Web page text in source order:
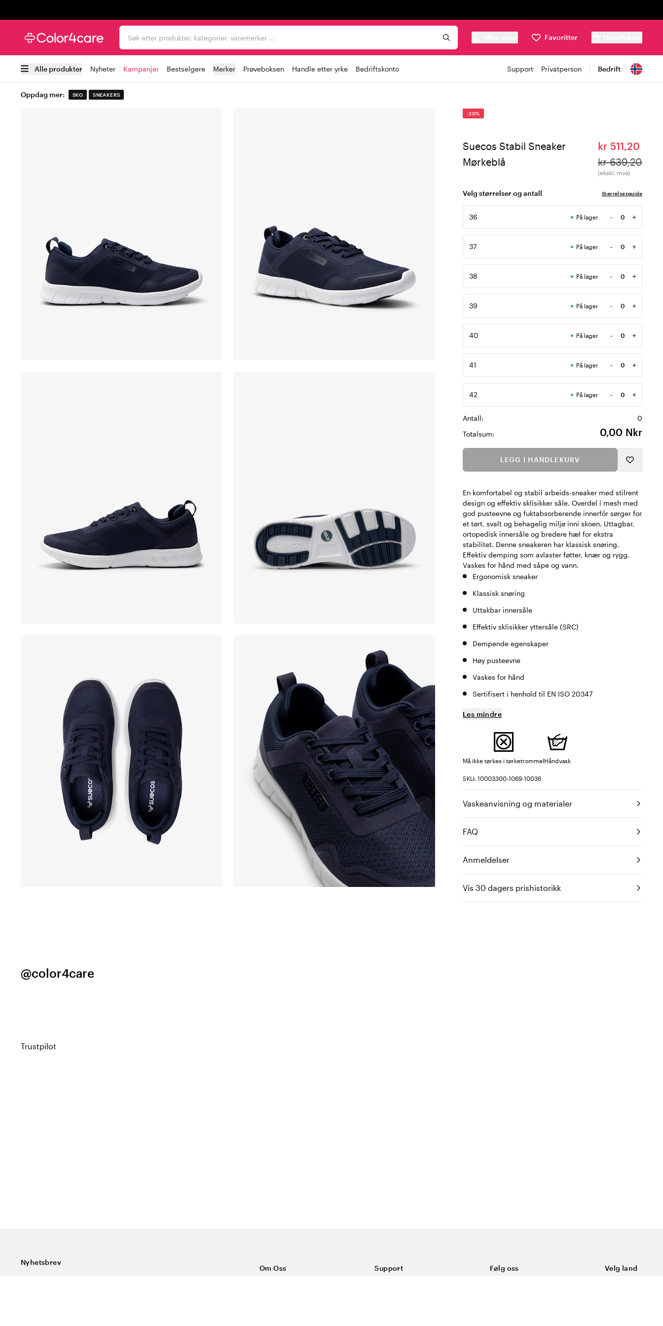
Søk etter produkter, kategorier, varemerker …
Favoritter
Alle produkter Nyheter Kampanjer Bestselgere Merker Prøveboksen Handle etter yrke Bedriftskonto Support Privatperson Bedrift
Oppdag mer: SKO SNEAKERS
-20%
Suecos Stabil Sneaker
Mørkeblå
kr 511,20
kr 639,20
(ekskl. mva)
Velg størrelser og antall Størrelsesguide
36 På lager -
Antall
+
37 På lager -
Antall
+
38 På lager -
Antall
+
39 På lager -
Antall
+
40 På lager -
Antall
+
41 På lager -
Antall
+
42 På lager -
Antall
+
Antall:
0
Totalsum:
0,00 Nkr
LEGG I HANDLEKURV
En komfortabel og stabil arbeids-sneaker med stilrent
design og effektiv sklisikker såle. Overdel i mesh med
god pusteevne og fuktabsorberende innerfôr sørger for
et tørt, svalt og behagelig miljø inni skoen. Uttagbar,
ortopedisk innersåle og bredere hæl for ekstra
stabilitet. Denne sneakeren har klassisk snøring.
Effektiv demping som avlaster føtter, knær og rygg.
Vaskes for hånd med såpe og vann.
Ergonomisk sneaker
Klassisk snøring
Uttakbar innersåle
Effektiv sklisikker yttersåle (SRC)
Dempende egenskaper
Høy pusteevne
Vaskes for hånd
Sertifisert i henhold til EN ISO 20347
Les mindre
Må ikke tørkes i tørketrommelHåndvask
SKU: 10003300-1069-10036
Vaskeanvisning og materialer
FAQ
Anmeldelser
Vis 30 dagers prishistorikk
@color4care
Trustpilot
Nyhetsbrev
Om Oss Support Følg oss Velg land